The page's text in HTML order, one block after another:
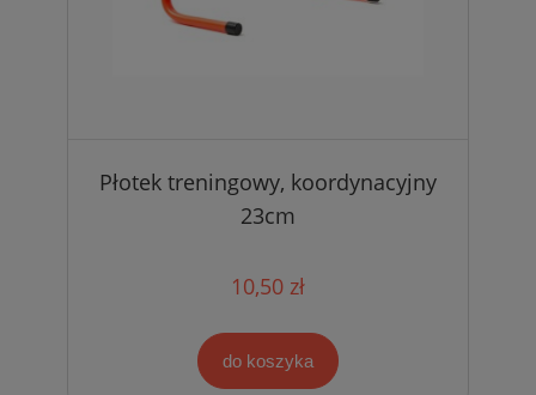
Płotek treningowy, koordynacyjny
23cm
10,50 zł
do koszyka